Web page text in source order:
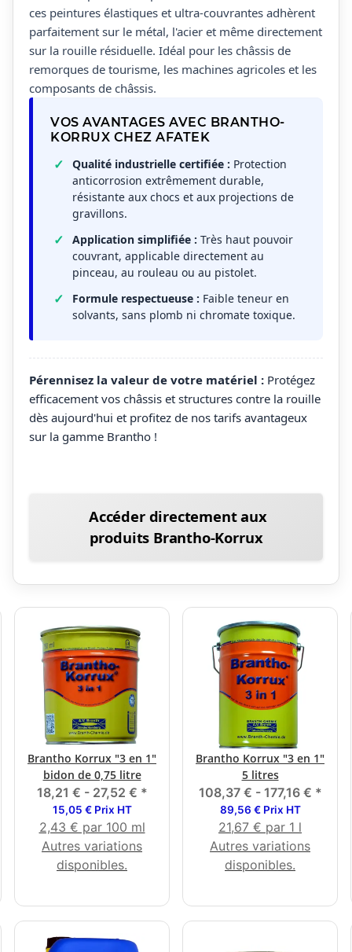
ces peintures élastiques et ultra-couvrantes adhèrent
parfaitement sur le métal, l'acier et même directement
sur la rouille résiduelle. Idéal pour les châssis de
remorques de tourisme, les machines agricoles et les
composants de châssis.
VOS AVANTAGES AVEC BRANTHO-
KORRUX CHEZ AFATEK
Qualité industrielle certifiée : Protection
anticorrosion extrêmement durable,
résistante aux chocs et aux projections de
gravillons.
Application simplifiée : Très haut pouvoir
couvrant, applicable directement au
pinceau, au rouleau ou au pistolet.
Formule respectueuse : Faible teneur en
solvants, sans plomb ni chromate toxique.
Pérennisez la valeur de votre matériel : Protégez
efficacement vos châssis et structures contre la rouille
dès aujourd'hui et profitez de nos tarifs avantageux
sur la gamme Brantho !
Accéder directement aux
produits Brantho-Korrux
Brantho Korrux "3 en 1"
bidon de 0,75 litre
18,21 € - 27,52 € *
15,05 € Prix HT
2,43 € par 100 ml
Autres variations
disponibles.
Brantho Korrux "3 en 1"
5 litres
108,37 € - 177,16 € *
89,56 € Prix HT
21,67 € par 1 l
Autres variations
disponibles.